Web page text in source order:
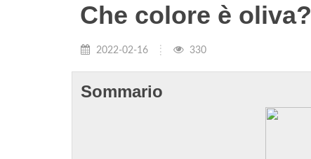
Che colore è oliva?
2022-02-16 330
Sommario